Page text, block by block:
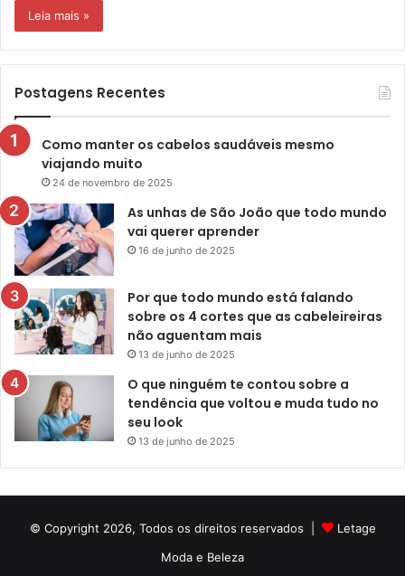
Leia mais »
Postagens Recentes
Como manter os cabelos saudáveis mesmo
viajando muito
24 de novembro de 2025
As unhas de São João que todo mundo
vai querer aprender
16 de junho de 2025
Por que todo mundo está falando
sobre os 4 cortes que as cabeleireiras
não aguentam mais
13 de junho de 2025
O que ninguém te contou sobre a
tendência que voltou e muda tudo no
seu look
13 de junho de 2025
© Copyright 2026, Todos os direitos reservados |
Letage
Moda e Beleza